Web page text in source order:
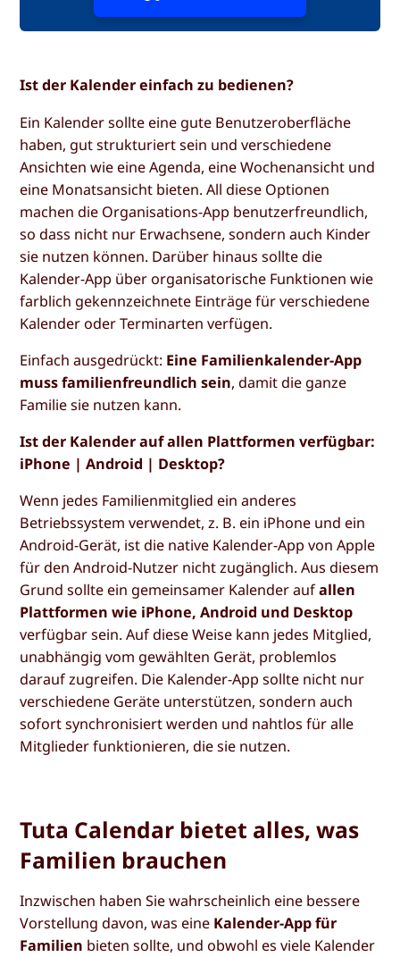
Ist der Kalender einfach zu bedienen?
Ein Kalender sollte eine gute Benutzeroberfläche
haben, gut strukturiert sein und verschiedene
Ansichten wie eine Agenda, eine Wochenansicht und
eine Monatsansicht bieten. All diese Optionen
machen die Organisations-App benutzerfreundlich,
so dass nicht nur Erwachsene, sondern auch Kinder
sie nutzen können. Darüber hinaus sollte die
Kalender-App über organisatorische Funktionen wie
farblich gekennzeichnete Einträge für verschiedene
Kalender oder Terminarten verfügen.
Einfach ausgedrückt: Eine Familienkalender-App
muss familienfreundlich sein, damit die ganze
Familie sie nutzen kann.
Ist der Kalender auf allen Plattformen verfügbar:
iPhone | Android | Desktop?
Wenn jedes Familienmitglied ein anderes
Betriebssystem verwendet, z. B. ein iPhone und ein
Android-Gerät, ist die native Kalender-App von Apple
für den Android-Nutzer nicht zugänglich. Aus diesem
Grund sollte ein gemeinsamer Kalender aufallen
Plattformen wie iPhone, Android und Desktop
verfügbar sein. Auf diese Weise kann jedes Mitglied,
unabhängig vom gewählten Gerät, problemlos
darauf zugreifen. Die Kalender-App sollte nicht nur
verschiedene Geräte unterstützen, sondern auch
sofort synchronisiert werden und nahtlos für alle
Mitglieder funktionieren, die sie nutzen.
Tuta Calendar bietet alles, was
Familien brauchen
Inzwischen haben Sie wahrscheinlich eine bessere
Vorstellung davon, was eine Kalender-App für
Familien bieten sollte, und obwohl es viele Kalender